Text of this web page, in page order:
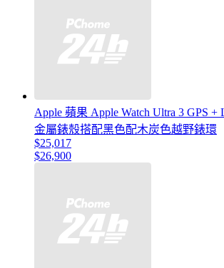
Apple 蘋果 Apple Watch Ultra 3 GPS +
金屬錶殼搭配黑色配木炭色越野錶環
$25,017
$26,900